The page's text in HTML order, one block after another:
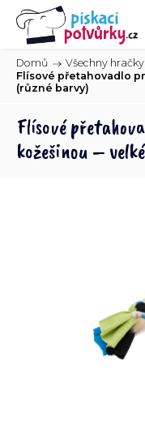
Domů / Všechny hračky
Flísové přetahovadlo
(různé barvy)
Flísové
kožešinou –